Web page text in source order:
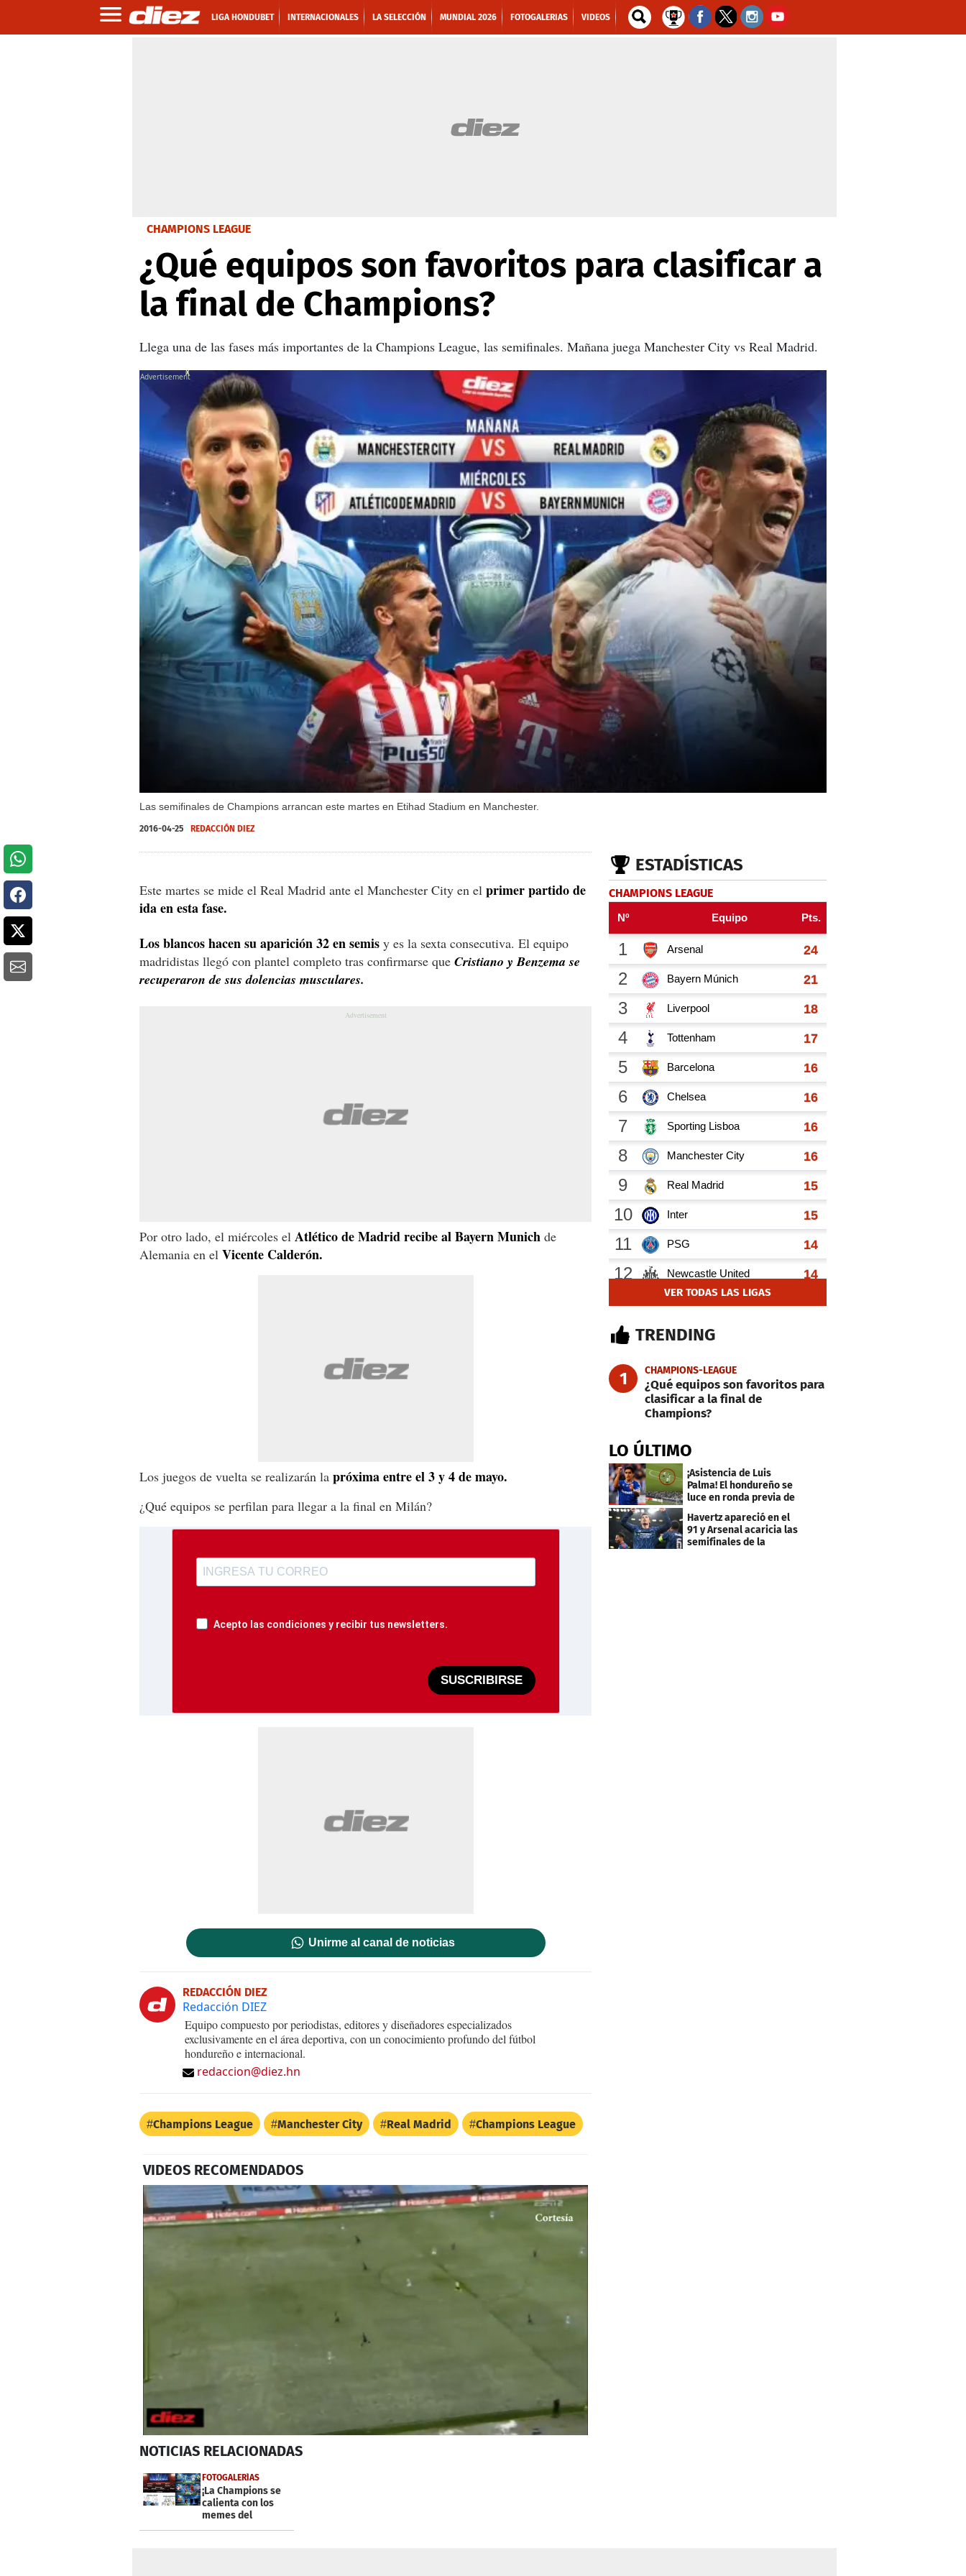
LIGA HONDUBET INTERNACIONALES LA SELECCIÓN MUNDIAL 2026 FOTOGALERIAS VIDEOS
CHAMPIONS LEAGUE
¿Qué equipos son favoritos para clasificar a
la final de Champions?
Llega una de las fases más importantes de la Champions League, las semifinales. Mañana juega Manchester City vs Real Madrid.
Las semifinales de Champions arrancan este martes en Etihad Stadium en Manchester.
X
2016-04-25 REDACCIÓN DIEZ
Este martes se mide el Real Madrid ante el Manchester City en el primer partido de
ida en esta fase.
Los blancos hacen su aparición 32 en semis y es la sexta consecutiva. El equipo
madridistas llegó con plantel completo tras confirmarse que Cristiano y Benzema se
recuperaron de sus dolencias musculares.
Por otro lado, el miércoles el Atlético de Madrid recibe al Bayern Munich de
Alemania en el Vicente Calderón.
Los juegos de vuelta se realizarán la próxima entre el 3 y 4 de mayo.
¿Qué equipos se perfilan para llegar a la final en Milán?
Acepto las condiciones y recibir tus newsletters.
SUSCRIBIRSE
Unirme al canal de noticias
REDACCIÓN DIEZ
Redacción DIEZ
Equipo compuesto por periodistas, editores y diseñadores especializados
exclusivamente en el área deportiva, con un conocimiento profundo del fútbol
hondureño e internacional.
redaccion@diez.hn
Champions League Manchester City Real Madrid Champions League
VIDEOS RECOMENDADOS
seconds
1
minute,
8
secondsVolume
NOTICIAS RELACIONADAS
FOTOGALERÍAS
¡La Champions se
calienta con los
memes del
Manchester-
ESTADÍSTICAS
CHAMPIONS LEAGUE
VER TODAS LAS LIGAS
TRENDING
1 CHAMPIONS-LEAGUE
¿Qué equipos son favoritos para
clasificar a la final de
Champions?
LO ÚLTIMO
¡Asistencia de Luis
Palma! El hondureño se
luce en ronda previa de
Havertz apareció en el
91 y Arsenal acaricia las
semifinales de la